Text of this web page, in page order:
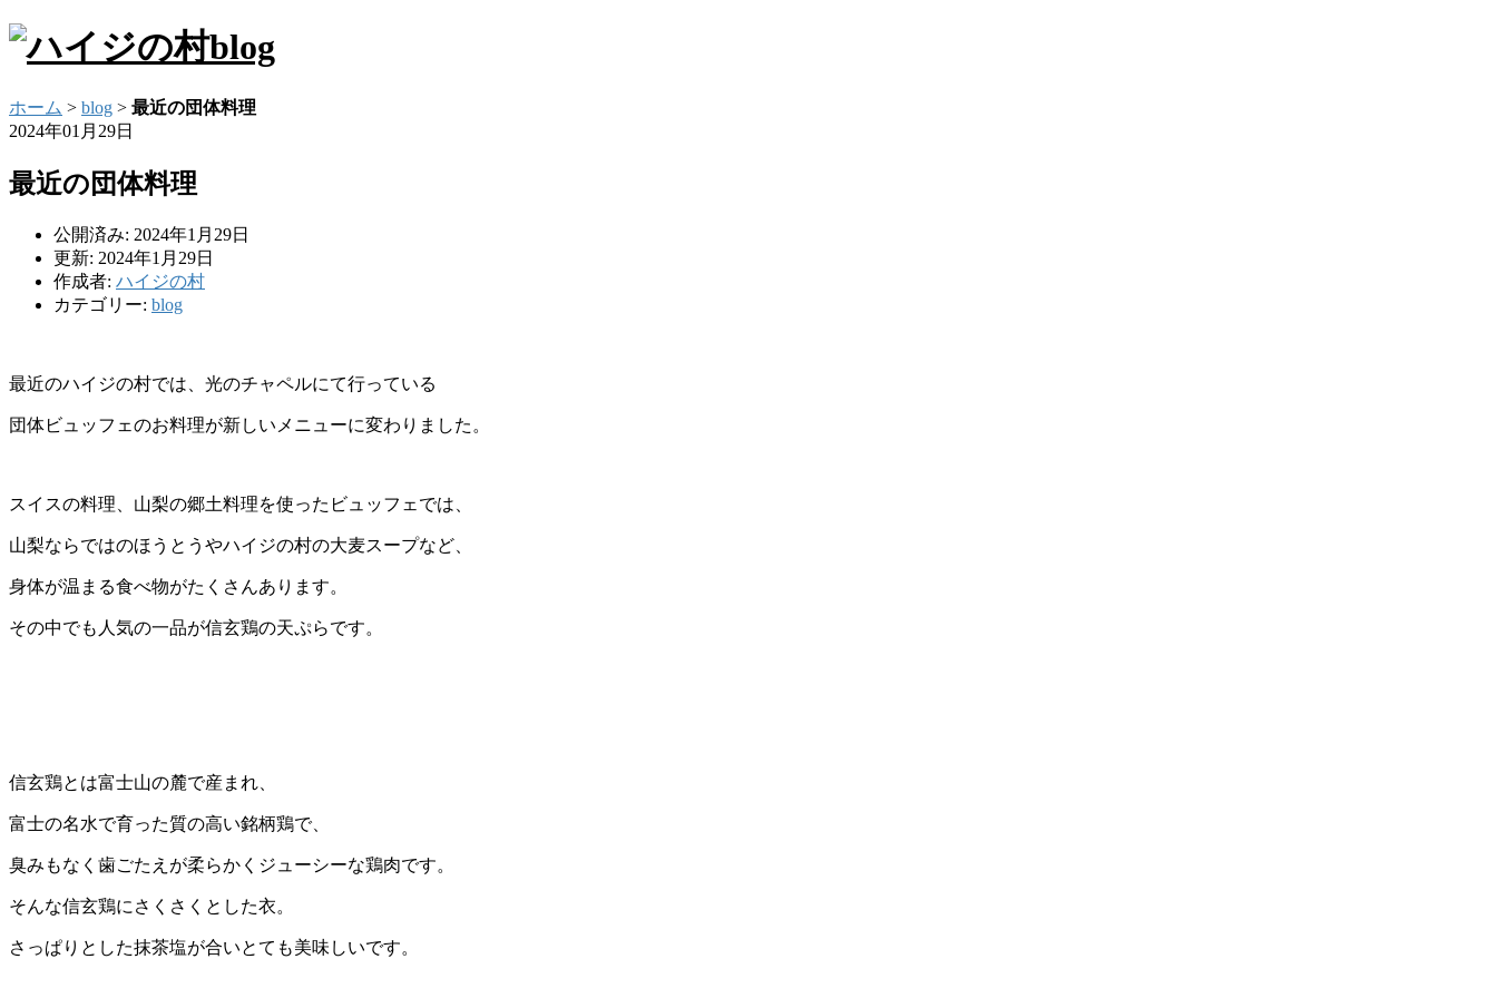
ホーム > blog > 最近の団体料理
2024年01月29日
最近の団体料理
公開済み: 2024年1月29日
更新: 2024年1月29日
作成者: ハイジの村
カテゴリー: blog
最近のハイジの村では、光のチャペルにて行っている
団体ビュッフェのお料理が新しいメニューに変わりました。
スイスの料理、山梨の郷土料理を使ったビュッフェでは、
山梨ならではのほうとうやハイジの村の大麦スープなど、
身体が温まる食べ物がたくさんあります。
その中でも人気の一品が信玄鶏の天ぷらです。
信玄鶏とは富士山の麓で産まれ、
富士の名水で育った質の高い銘柄鶏で、
臭みもなく歯ごたえが柔らかくジューシーな鶏肉です。
そんな信玄鶏にさくさくとした衣。
さっぱりとした抹茶塩が合いとても美味しいです。